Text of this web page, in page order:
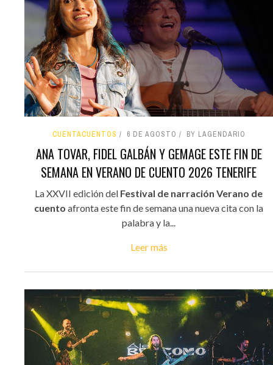
CUENTACUENTOS 6 DE AGOSTO BY LAGENDARIO
ANA TOVAR, FIDEL GALBÁN Y GEMAGE ESTE FIN DE
SEMANA EN VERANO DE CUENTO 2026 TENERIFE
La XXVII edición del Festival de narración Verano de
cuento afronta este fin de semana una nueva cita con la
palabra y la...
Leer más